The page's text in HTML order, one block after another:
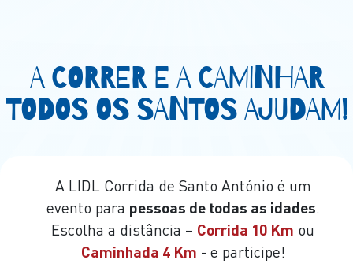
A CORRER E A CAMINHAR
TODOS OS SANTOS AJUDAM!
A LIDL Corrida de Santo António é um
evento para pessoas de todas as idades.
Escolha a distância – Corrida 10 Km ou
Caminhada 4 Km - e participe!